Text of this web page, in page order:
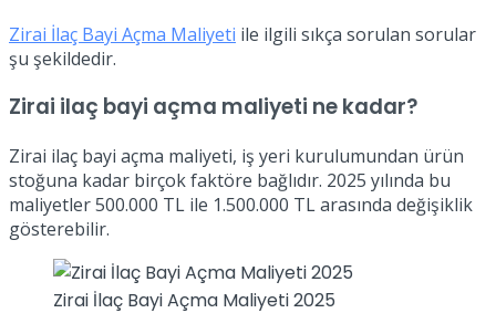
Zirai İlaç Bayi Açma Maliyeti ile ilgili sıkça sorulan sorular
şu şekildedir.
Zirai ilaç bayi açma maliyeti ne kadar?
Zirai ilaç bayi açma maliyeti, iş yeri kurulumundan ürün
stoğuna kadar birçok faktöre bağlıdır. 2025 yılında bu
maliyetler 500.000 TL ile 1.500.000 TL arasında değişiklik
gösterebilir.
Zirai İlaç Bayi Açma Maliyeti 2025